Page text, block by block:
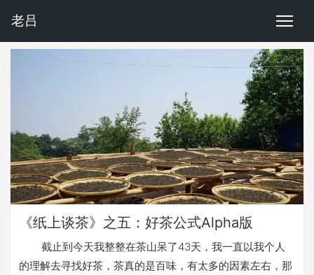
老吕
《纸上谈茶》之五：好茶公式Alpha版
截止到今天我整整在茶山呆了43天，我一直以我个人
的理解去寻找好茶，茶真的是百味，有太多的因素左右，那